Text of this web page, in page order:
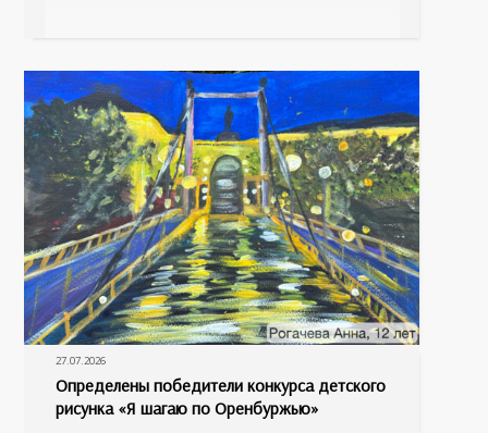
27.07.2026
Определены победители конкурса детского
рисунка «Я шагаю по Оренбуржью»